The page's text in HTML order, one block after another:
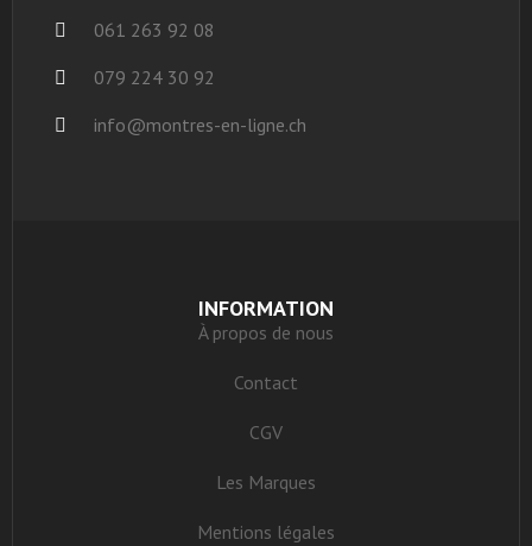
061 263 92 08
079 224 30 92
info@montres-en-ligne.ch
INFORMATION
À propos de nous
Contact
CGV
Les Marques
Mentions légales